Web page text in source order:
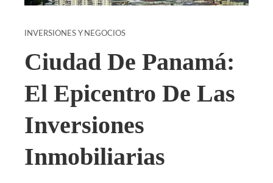
INVERSIONES Y NEGOCIOS
Ciudad De Panamá:
El Epicentro De Las
Inversiones
Inmobiliarias